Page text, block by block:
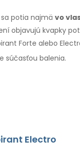
potia najmä vo
objavujú kvapky
Forte alebo
súčasťou balenia.
Electro